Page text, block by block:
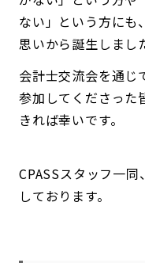
ない」という方にも
思いから誕生しまし
会計士交流会を通じ
参加してくださった
きれば幸いです。
CPASSスタッフ一
しております。